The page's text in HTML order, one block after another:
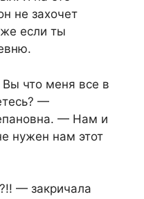
не захочет
если ты
что меня все в
—
— Нам и
нужен нам этот
— закричала